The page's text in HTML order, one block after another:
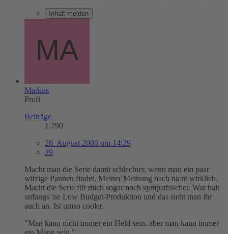
Inhalt melden
Markus
Profi
Beiträge
1.790
26. August 2005 um 14:29
#9
Macht man die Serie damit schlechter, wenn man ein paar
witzige Pannen findet. Meiner Meinung nach nicht wirklich.
Macht die Serie für mich sogar noch sympathischer. War halt
anfangs 'ne Low Budget-Produktion und das sieht man ihr
auch an. Ist umso cooler.
"Man kann nicht immer ein Held sein, aber man kann immer
ein Mann sein."